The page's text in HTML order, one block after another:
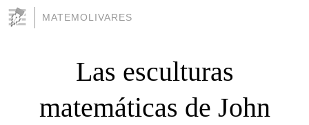
MATEMOLIVARES
Las esculturas
matemáticas de John